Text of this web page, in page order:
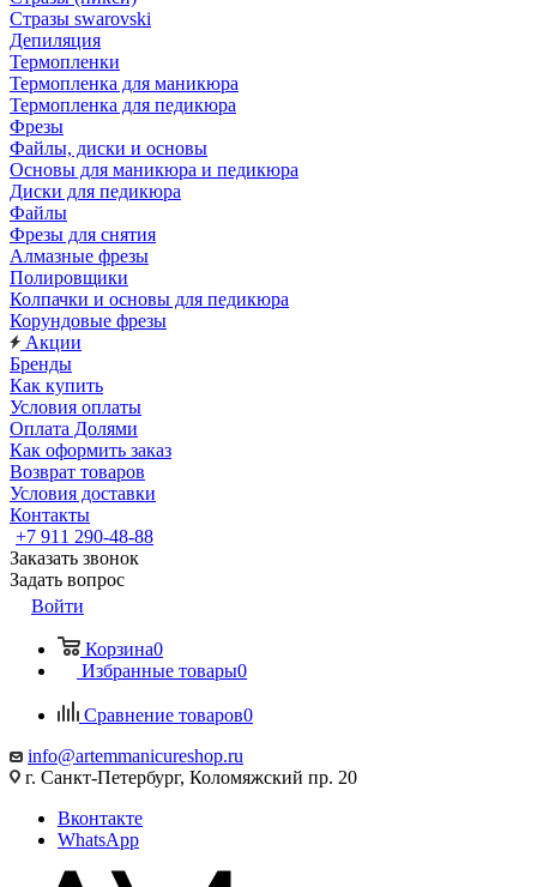
Cтразы swarovski
Депиляция
Термопленки
Термопленка для маникюра
Термопленка для педикюра
Фрезы
Файлы, диски и основы
Основы для маникюра и педикюра
Диски для педикюра
Файлы
Фрезы для снятия
Алмазные фрезы
Полировщики
Колпачки и основы для педикюра
Корундовые фрезы
Акции
Бренды
Как купить
Условия оплаты
Оплата Долями
Как оформить заказ
Возврат товаров
Условия доставки
Контакты
+7 911 290-48-88
Заказать звонок
Задать вопрос
Войти
Корзина0
Избранные товары0
Сравнение товаров0
info@artemmanicureshop.ru
г. Санкт-Петербург, Коломяжский пр. 20
Вконтакте
WhatsApp